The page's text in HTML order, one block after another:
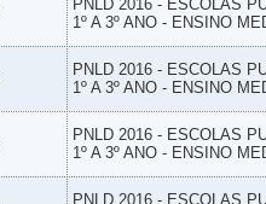
PNLD 2016 - ESCOLAS
1º A 3º ANO - ENSINO
PNLD 2016 - ESCOLAS
1º A 3º ANO - ENSINO
PNLD 2016 - ESCOLAS
1º A 3º ANO - ENSINO
PNLD 2016 - ESCOLAS